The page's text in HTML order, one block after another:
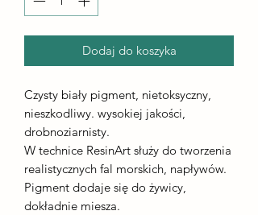
Dodaj do koszyka
Czysty biały pigment, nietoksyczny,
nieszkodliwy. wysokiej jakości,
drobnoziarnisty.
W technice ResinArt służy do tworzenia
realistycznych fal morskich, napływów.
Pigment dodaje się do żywicy,
dokładnie miesza.